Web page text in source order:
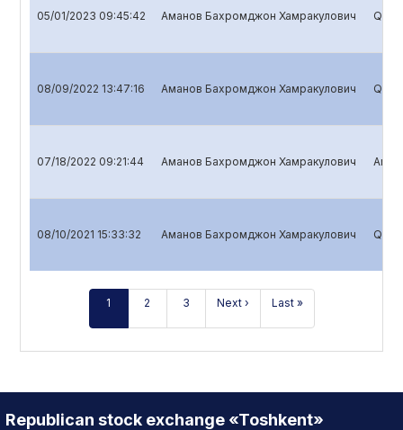
05/01/2023 09:45:42 Аманов Бахромджон Хамракулович
08/09/2022 13:47:16 Аманов Бахромджон Хамракулович
07/18/2022 09:21:44 Аманов Бахромджон Хамракулович
08/10/2021 15:33:32 Аманов Бахромджон Хамракулович
1 2 3 Next › Last »
Republican stock exchange «Toshkent»